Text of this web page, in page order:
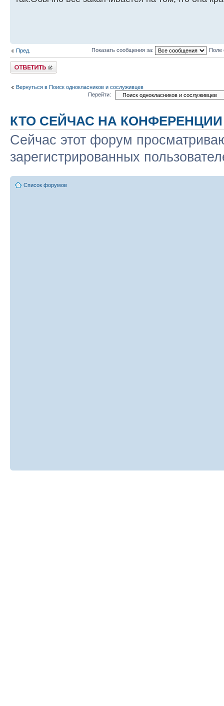
Пред. Показать сообщения за: Поле
Ответить
Вернуться в Поиск однокласников и сослуживцев
Перейти:
КТО СЕЙЧАС НА КОНФЕРЕНЦИИ
Сейчас этот форум
зарегистрированных
Список форумов